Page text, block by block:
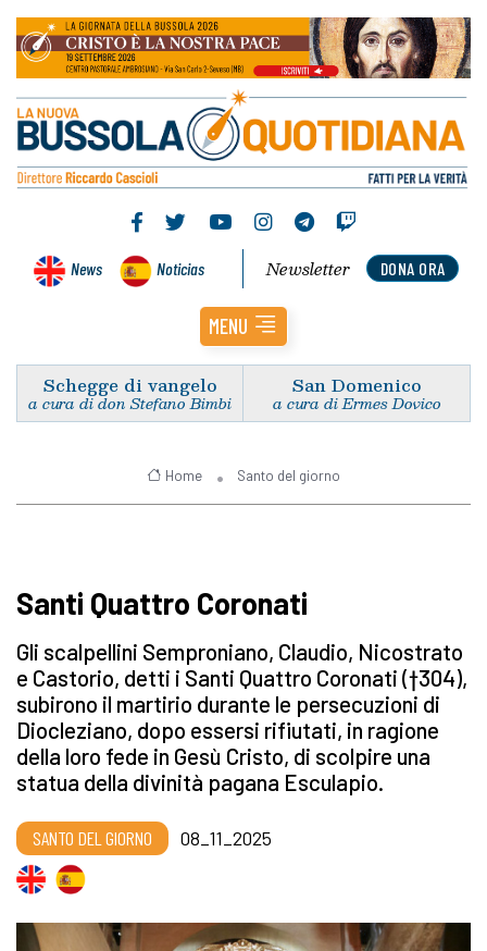
News Noticias DONA ORA
Newsletter
MENU
Schegge di vangelo
a cura di don Stefano Bimbi
San Domenico
a cura di Ermes Dovico
Home Santo del giorno
Santi Quattro Coronati
Gli scalpellini Semproniano, Claudio, Nicostrato
e Castorio, detti i Santi Quattro Coronati (†304),
subirono il martirio durante le persecuzioni di
Diocleziano, dopo essersi rifiutati, in ragione
della loro fede in Gesù Cristo, di scolpire una
statua della divinità pagana Esculapio.
SANTO DEL GIORNO 08_11_2025